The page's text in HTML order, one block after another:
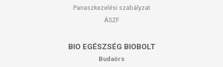
Panaszkezelési szabályzat
ÁSZF
BIO EGÉSZSÉG BIOBOLT
Budaörs